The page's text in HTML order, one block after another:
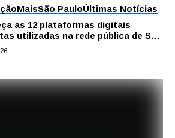
MaisSão PauloÚltimas Notícias
as 12 plataformas digitais
utilizadas na rede pública de SP
a aprendizagem